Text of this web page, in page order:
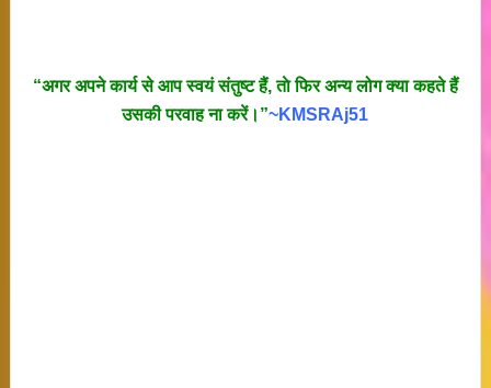
“अगर अपने कार्य से आप स्वयं संतुष्ट हैं, ताे फिर अन्य लोग क्या कहते हैं
उसकी परवाह ना करें।”~KMSRAj51